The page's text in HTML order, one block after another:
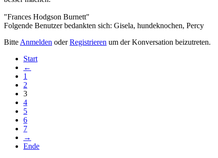
"Frances Hodgson Burnett"
Folgende Benutzer bedankten sich: Gisela, hundeknochen, Percy
Bitte Anmelden oderRegistrieren um der Konversation beizutreten.
Start
←
1
2
3
4
5
6
7
→
Ende